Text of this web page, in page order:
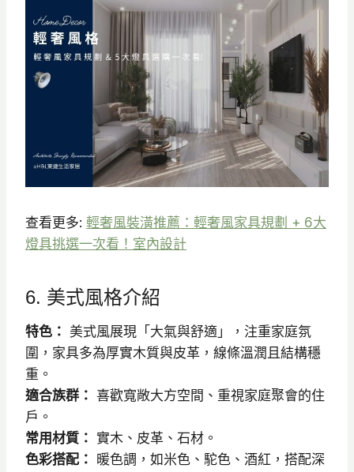
查看更多: 輕奢風裝潢推薦：輕奢風家具規劃 + 6大
燈具挑選一次看！室內設計
6. 美式風格介紹
特色： 美式風展現「大氣與舒適」，注重家庭氛
圍，家具多為厚實木質與皮革，線條溫潤且結構穩
重。
適合族群： 喜歡寬敞大方空間、重視家庭聚會的住
戶。
常用材質： 實木、皮革、石材。
色彩搭配： 暖色調，如米色、駝色、酒紅，搭配深